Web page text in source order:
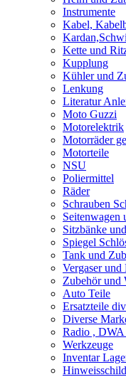
Instrumente
Kabel,
Kette und
Kupplung
Kühler und
Lenkung
Literatur
Moto Guzzi
Motorelektrik
Motorräder
Motorteile
NSU
Poliermittel
Räder
Schrauben
Seitenwagen
Sitzbänke
Spiegel
Tank und
Vergaser und
Zubehör und
Auto Teile
Ersatzteile
Diverse
Radio ,
Werkzeuge
Inventar